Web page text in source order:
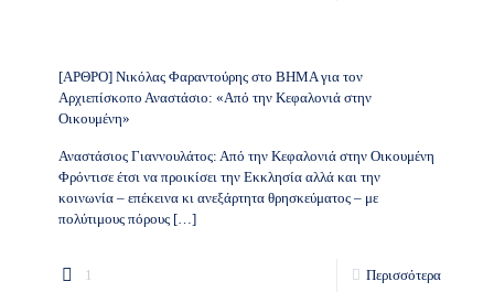
[ΑΡΘΡΟ] Νικόλας Φαραντούρης στο ΒΗΜΑ για τον
Αρχιεπίσκοπο Αναστάσιο: «Από την Κεφαλονιά στην
Οικουμένη»
Αναστάσιος Γιαννουλάτος: Από την Κεφαλονιά στην Οικουμένη
Φρόντισε έτσι να προικίσει την Εκκλησία αλλά και την
κοινωνία – επέκεινα κι ανεξάρτητα θρησκεύματος – με
πολύτιμους πόρους […]
1 Περισσότερα